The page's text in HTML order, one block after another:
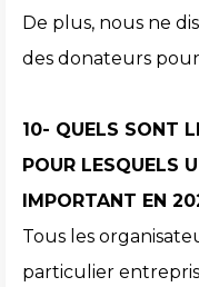
De plus, nous ne
des donateurs
10- QUELS SONT
POUR LESQUELS
IMPORTANT EN
Tous les
particulier